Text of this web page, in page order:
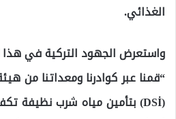
الغذائي.
واستعرض الجهود التركية في هذا
“قمنا عبر كوادرنا ومعداتنا من